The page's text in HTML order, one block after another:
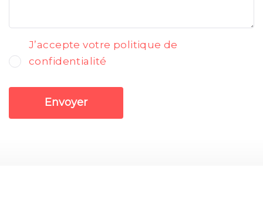
J’accepte votre politique de
confidentialité
Envoyer